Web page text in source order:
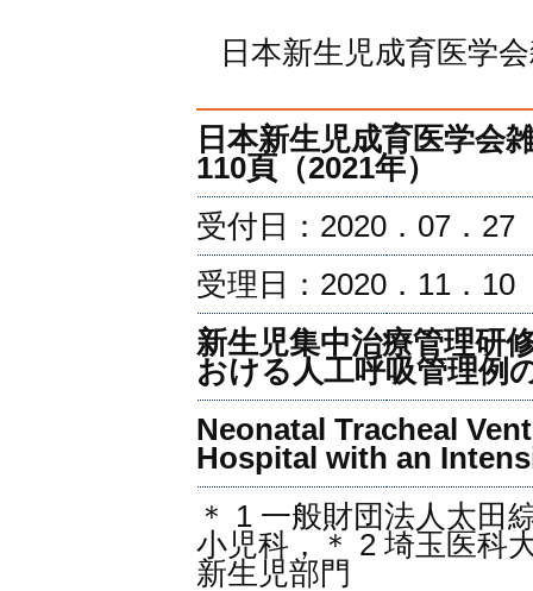
日本新生児成育医
日本新生児成育医学
110頁（2021年）
受付日：2020．07．27
受理日：2020．11．10
新生児集中治療管理研
おける人工呼吸管理例
Neonatal Tracheal
Hospital with an
＊ 1 一般財団法人太
小児科，＊ 2 埼玉医
新生児部門